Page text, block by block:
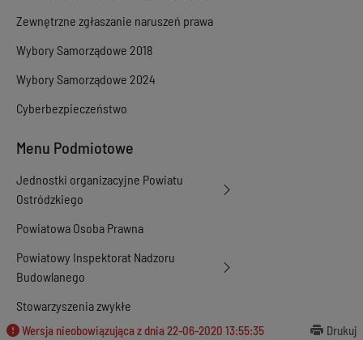
Zewnętrzne zgłaszanie naruszeń prawa
Wybory Samorządowe 2018
Wybory Samorządowe 2024
Cyberbezpieczeństwo
Menu Podmiotowe
Jednostki organizacyjne Powiatu
Ostródzkiego
Powiatowa Osoba Prawna
Powiatowy Inspektorat Nadzoru
Budowlanego
Stowarzyszenia zwykłe
Wersja nieobowiązująca z dnia22-06-2020 13:55:35 Drukuj